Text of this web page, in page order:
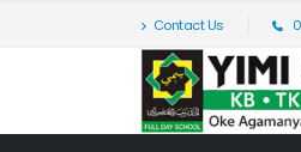
Contact Us